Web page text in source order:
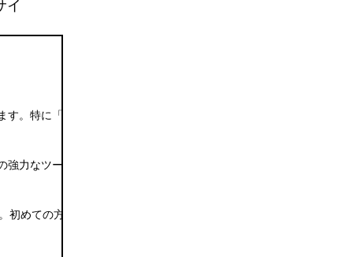
イ
。特に「宮城 出会い 爆サイ」は、出会いを見つけるための一つ
力なツールです。地元の情報を元に、共通の関心を持った人々と
めての方でも安全に出会いを楽しめる環境が整っています。